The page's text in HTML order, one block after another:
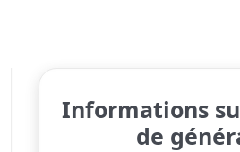
Informations
de